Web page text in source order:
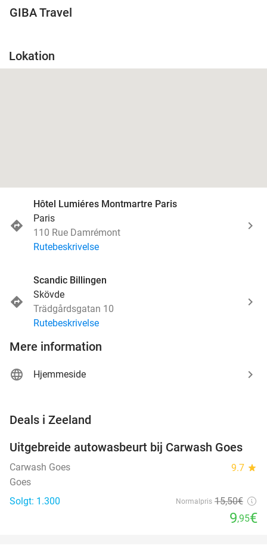
GIBA Travel
Lokation
Hôtel Lumiéres Montmartre Paris
Paris
110 Rue Damrémont
Rutebeskrivelse
Scandic Billingen
Skövde
Trädgårdsgatan 10
Rutebeskrivelse
Mere information
Hjemmeside
Deals i Zeeland
36%
Uitgebreide autowasbeurt bij Carwash Goes
Carwash Goes 9.7 star
Goes
Solgt: 1.300
Normalpris 15,50€
9,95€